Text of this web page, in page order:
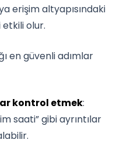
erişim altyapısındaki
olur.
en güvenli adımlar
kontrol etmek:
saati” gibi ayrıntılar